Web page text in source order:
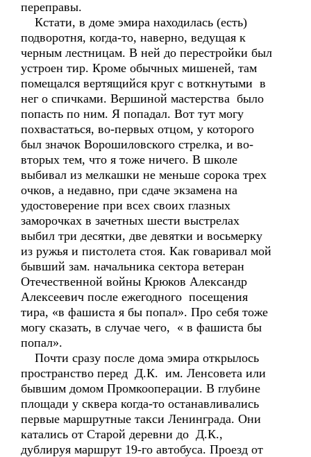
переправы.
Кстати, в доме эмира находилась (есть)
подворотня, когда-то, наверно, ведущая к
черным лестницам. В ней до перестройки был
устроен тир. Кроме обычных мишеней, там
помещался вертящийся круг с воткнутыми в
нег о спичками. Вершиной мастерства было
попасть по ним. Я попадал. Вот тут могу
похвастаться, во-первых отцом, у которого
был значок Ворошиловского стрелка, и во-
вторых тем, что я тоже ничего. В школе
выбивал из мелкашки не меньше сорока трех
очков, а недавно, при сдаче экзамена на
удостоверение при всех своих глазных
заморочках в зачетных шести выстрелах
выбил три десятки, две девятки и восьмерку
из ружья и пистолета стоя. Как говаривал мой
бывший зам. начальника сектора ветеран
Отечественной войны Крюков Александр
Алексеевич после ежегодного посещения
тира, «в фашиста я бы попал». Про себя тоже
могу сказать, в случае чего, « в фашиста бы
попал».
Почти сразу после дома эмира открылось
пространство перед Д.К. им. Ленсовета или
бывшим домом Промкооперации. В глубине
площади у сквера когда-то останавливались
первые маршрутные такси Ленинграда. Они
катались от Старой деревни до Д.К.,
дублируя маршрут 19-го автобуса. Проезд от